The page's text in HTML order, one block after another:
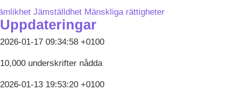
Jämställdhet Mänskliga rättigheter
Uppdateringar
2026-01-17 09:34:58 +0100
10,000 underskrifter nådda
2026-01-13 19:53:20 +0100